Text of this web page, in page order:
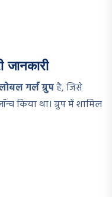
गर्ल ग्रुपहै, जिसे
किया था। ग्रुप में शामिल